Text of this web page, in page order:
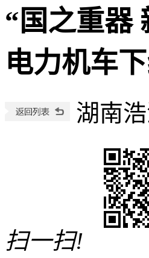
“国之重器
电力机车
湖南
扫一扫!